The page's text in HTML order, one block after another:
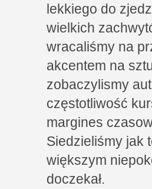
lekkiego do
wielkich
wracaliśmy na
akcentem na
zobaczylismy
częstotliwość
margines
Siedzieliśmy jak
większym
doczekał.